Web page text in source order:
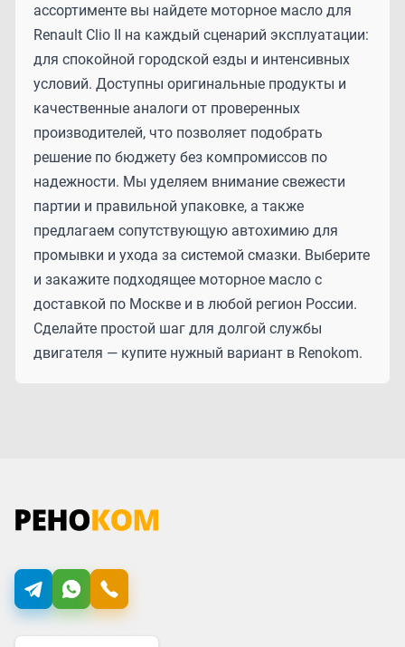
ассортименте вы найдете моторное масло для
Renault Clio II на каждый сценарий эксплуатации:
для спокойной городской езды и интенсивных
условий. Доступны оригинальные продукты и
качественные аналоги от проверенных
производителей, что позволяет подобрать
решение по бюджету без компромиссов по
надежности. Мы уделяем внимание свежести
партии и правильной упаковке, а также
предлагаем сопутствующую автохимию для
промывки и ухода за системой смазки. Выберите
и закажите подходящее моторное масло с
доставкой по Москве и в любой регион России.
Сделайте простой шаг для долгой службы
двигателя — купите нужный вариант в Renokom.